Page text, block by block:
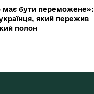
має бути переможене»:
українця, який пережив
полон